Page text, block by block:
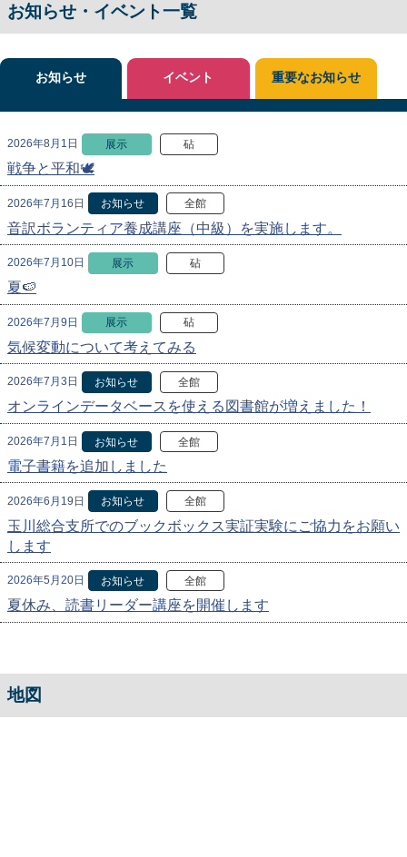
お知らせ・イベント一覧
お知らせ
2026年8月1日 展示 砧
戦争と平和🕊
2026年7月16日 お知らせ 全館
音訳ボランティア養成講座（中級）を実施します。
2026年7月10日 展示 砧
夏🍉
2026年7月9日 展示 砧
気候変動について考えてみる
2026年7月3日 お知らせ 全館
オンラインデータベースを使える図書館が増えました！
2026年7月1日 お知らせ 全館
電子書籍を追加しました
2026年6月19日 お知らせ 全館
玉川総合支所でのブックボックス実証実験にご協力をお願い
します
2026年5月20日 お知らせ 全館
夏休み、読書リーダー講座を開催します
イベント 重要なお知らせ
地図